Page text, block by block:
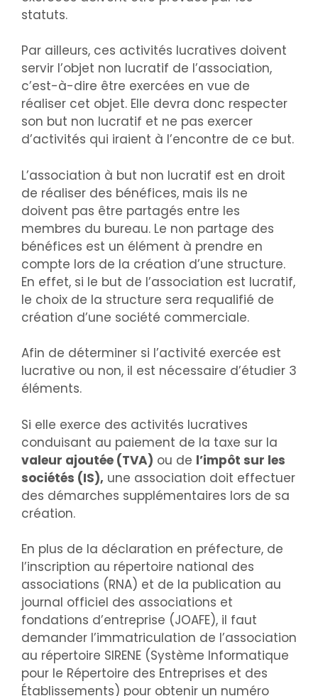
statuts.
Par ailleurs, ces activités lucratives doivent
servir l’objet non lucratif de l’association,
c’est-à-dire être exercées en vue de
réaliser cet objet. Elle devra donc respecter
son but non lucratif et ne pas exercer
d’activités qui iraient à l’encontre de ce but.
L’association à but non lucratif est en droit
de réaliser des bénéfices, mais ils ne
doivent pas être partagés entre les
membres du bureau. Le non partage des
bénéfices est un élément à prendre en
compte lors de la création d’une structure.
En effet, si le but de l’association est lucratif,
le choix de la structure sera requalifié de
création d’une société commerciale.
Afin de déterminer si l’activité exercée est
lucrative ou non, il est nécessaire d’étudier 3
éléments.
Si elle exerce des activités lucratives
conduisant au paiement de la taxe sur la
valeur ajoutée (TVA) ou de l’impôt sur les
sociétés (IS), une association doit effectuer
des démarches supplémentaires lors de sa
création.
En plus de la déclaration en préfecture, de
l’inscription au répertoire national des
associations (RNA) et de la publication au
journal officiel des associations et
fondations d’entreprise (JOAFE), il faut
demander l’immatriculation de l’association
au répertoire SIRENE (Système Informatique
pour le Répertoire des Entreprises et des
Établissements) pour obtenir un numéro